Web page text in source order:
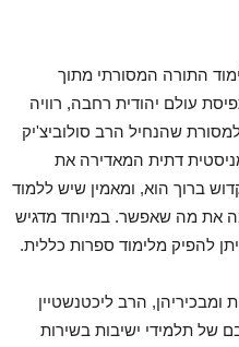
התורה המסורתי מתוך
עולם יהודית רחבה, רוויה
שהנחיל הרב סולוביצ'יק
דתית המאדירה את
ברוך הוא, ומאמין שיש ללמוד
את מה שאפשר. במיוחד מדגיש
להפיק מלימוד ספרות כללית.
ומבכיריהן, הרב ליכטנשטיין
של תלמידי ישיבות בשירות